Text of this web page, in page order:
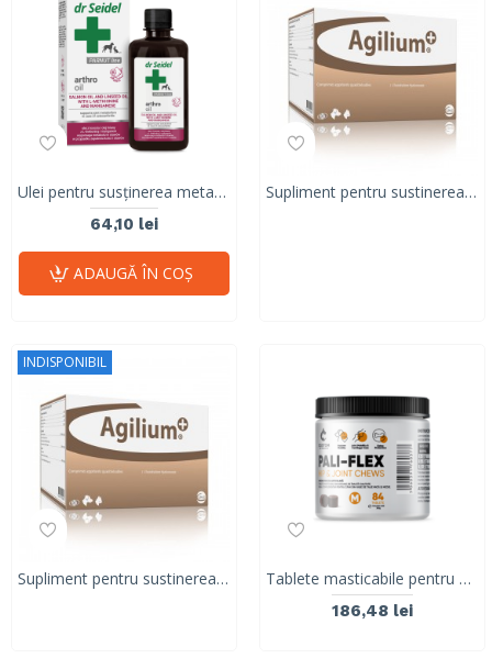
Ulei pentru susținerea metabolismului articular în caz de osteoartrită, Arthro oil, Dr. Seidel, 250 ml
64,10 lei
ADAUGĂ ÎN COŞ
Supliment pentru sustinerea metabolismului articular la caini si pisici Agilium+, CEVA, 360 tablete, 36 Blistere x 10 TAB
INDISPONIBIL
Supliment pentru sustinerea metabolismului articular la caini si pisici Agilium+, CEVA, 30 tablete, 3 Blistere x 10 TAB Tablete masticabile pentru combaterea durerii si a inflamatiei articulatiilor rigide, caini de talie mica si medie, PALI-FLEX, M, 84 tablete
186,48 lei